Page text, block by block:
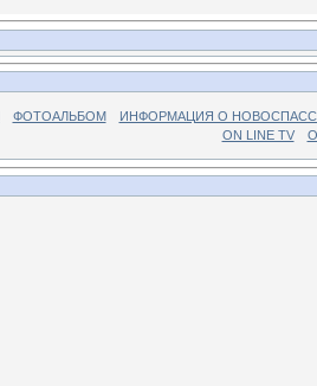
ФОТОАЛЬБОМ
ИНФОРМАЦИЯ О
ON LINE TV